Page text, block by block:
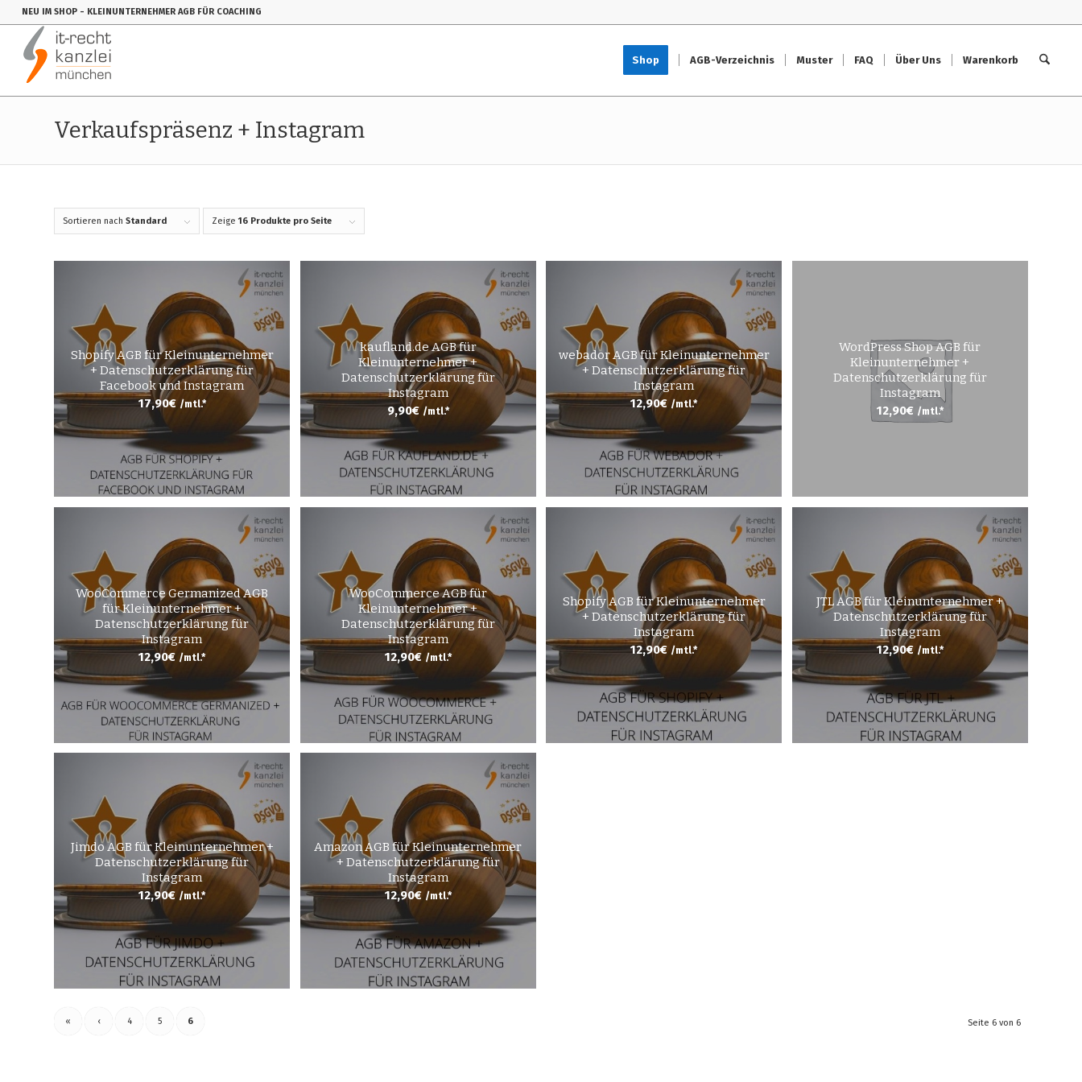
NEU IM SHOP - KLEINUNTERNEHMER AGB FÜR COACHING
Shop AGB-Verzeichnis Muster FAQ Über Uns Warenkorb
Verkaufspräsenz + Instagram
Sortieren nach Standard Zeige16 Produkte pro Seite
Shopify AGB für Kleinunternehmer
+ Datenschutzerklärung für
Facebook und Instagram
17,90€ /mtl.*
kaufland.de AGB für
Kleinunternehmer +
Datenschutzerklärung für
Instagram
9,90€ /mtl.*
webador AGB für Kleinunternehmer
+ Datenschutzerklärung für
Instagram
12,90€ /mtl.*
WordPress Shop AGB für
Kleinunternehmer +
Datenschutzerklärung für
Instagram
12,90€ /mtl.*
WooCommerce Germanized AGB
für Kleinunternehmer +
Datenschutzerklärung für
Instagram
12,90€ /mtl.*
WooCommerce AGB für
Kleinunternehmer +
Datenschutzerklärung für
Instagram
12,90€ /mtl.*
Shopify AGB für Kleinunternehmer
+ Datenschutzerklärung für
Instagram
12,90€ /mtl.*
JTL AGB für Kleinunternehmer +
Datenschutzerklärung für
Instagram
12,90€ /mtl.*
Jimdo AGB für Kleinunternehmer +
Datenschutzerklärung für
Instagram
12,90€ /mtl.*
Amazon AGB für Kleinunternehmer
+ Datenschutzerklärung für
Instagram
12,90€ /mtl.*
Seite 6 von 6
« ‹ 4 5 6